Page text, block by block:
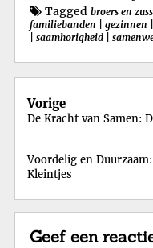
Tagged broers en
familiebanden
gezinnen
saamhorigheid
Vorige
De Kracht van Samen:
Voordelig en
Kleintjes
Geef een